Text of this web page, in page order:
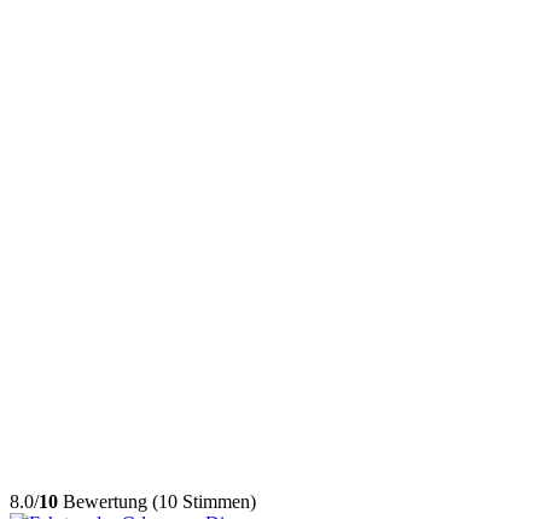
8.0/10 Bewertung (10 Stimmen)